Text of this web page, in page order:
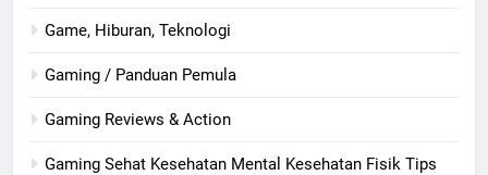
Game, Hiburan, Teknologi
Gaming / Panduan Pemula
Gaming Reviews & Action
Gaming Sehat Kesehatan Mental Kesehatan Fisik Tips